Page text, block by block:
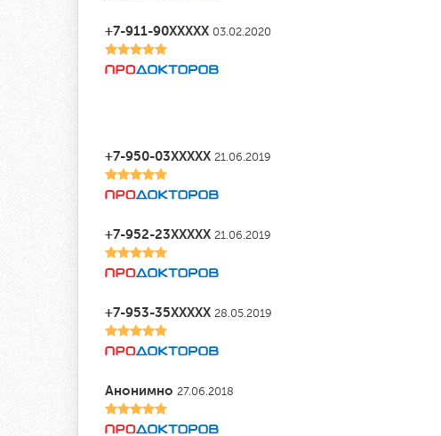
+7-911-90XXXXX 03.02.2020
+7-950-03XXXXX 21.06.2019
+7-952-23XXXXX 21.06.2019
+7-953-35XXXXX 28.05.2019
Анонимно 27.06.2018